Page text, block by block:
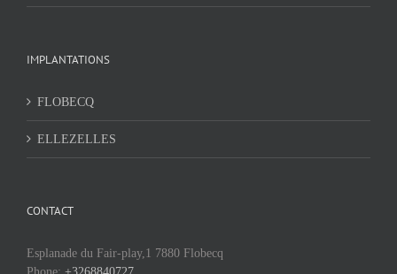
IMPLANTATIONS
FLOBECQ
ELLEZELLES
CONTACT
Esplanade du Fair-play,1 7880 Flobecq